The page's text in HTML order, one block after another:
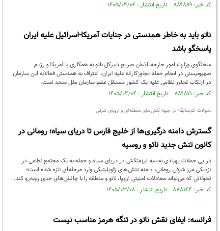
کد خبر: ۸۸۹۸۸۹ تاریخ انتشار : ۱۴۰۵/۰۴/۰۴
ناتو باید به خاطر همدستی در جنایات آمریکا-اسرائیل علیه ایران
پاسخگو باشد
سخنگوی وزارت امور خارجه:اذعان صریح دبیرکل ناتو به همکاری با آمریکا و رژیم
صهیونیستی در انجام حمله تجاوزکارانه علیه ایران، اعتراف به همدستی فعالانه این سازمان
در ارتکاب تجاوز نظامی علیه یک کشور مستقل عضو سازمان ملل متحد است.
کد خبر: ۸۸۹۸۷۱ تاریخ انتشار : ۱۴۰۵/۰۴/۰۴
تحولات کم‌سابقه در جبهه تنش‌های منطقه‌ای و اروپای شرقی
گسترش دامنه درگیری‌ها از خلیج فارس تا دریای سیاه؛ رومانی در
کانون تنش جدید ناتو و روسیه
در پی حملات پهپادی به سه ابرنفتکش در دریای سیاه و حمله به یک مجتمع نظامی در
نزدیکی مرز شرقی رومانی، دامنه تنش‌های ژئوپلیتیکی وارد مرحله‌ای تازه شده است؛
تحولاتی که می‌تواند معادلات امنیتی اروپا، ناتو و منطقه را با چالش‌های جدی روبه‌رو کند.
کد خبر: ۸۸۸۱۴۴ تاریخ انتشار : ۱۴۰۵/۰۳/۰۸
فرانسه: ایفای نقش ناتو در تنگه هرمز مناسب نیست